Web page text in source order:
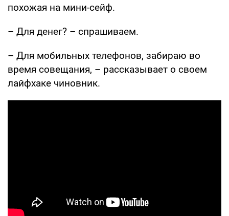
похожая на мини-сейф.
– Для денег? – спрашиваем.
– Для мобильных телефонов, забираю во
время совещания, – рассказывает о своем
лайфхаке чиновник.